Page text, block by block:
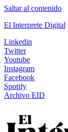
Saltar al contenido
El Interprete Digital
Linkedin
Twitter
Youtube
Instagram
Facebook
Spotify
Archivo EID